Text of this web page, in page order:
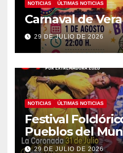
NOTICIAS ÚLTIMAS NOTICIAS
Carnaval de
29 DE JULIO DE 2026
NOTICIAS ÚLTIMAS NOTICIAS
Festival
Pueblos del
29 DE JULIO DE 2026